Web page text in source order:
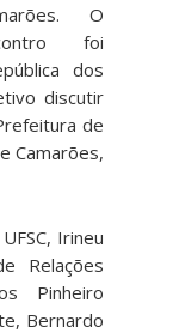
O
foi
dos
discutir
de
Camarões,
Irineu
Relações
Pinheiro
Bernardo